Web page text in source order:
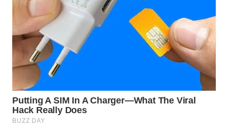
WN
NATUNA
WN
BINTAN
WN
MANDALIKA